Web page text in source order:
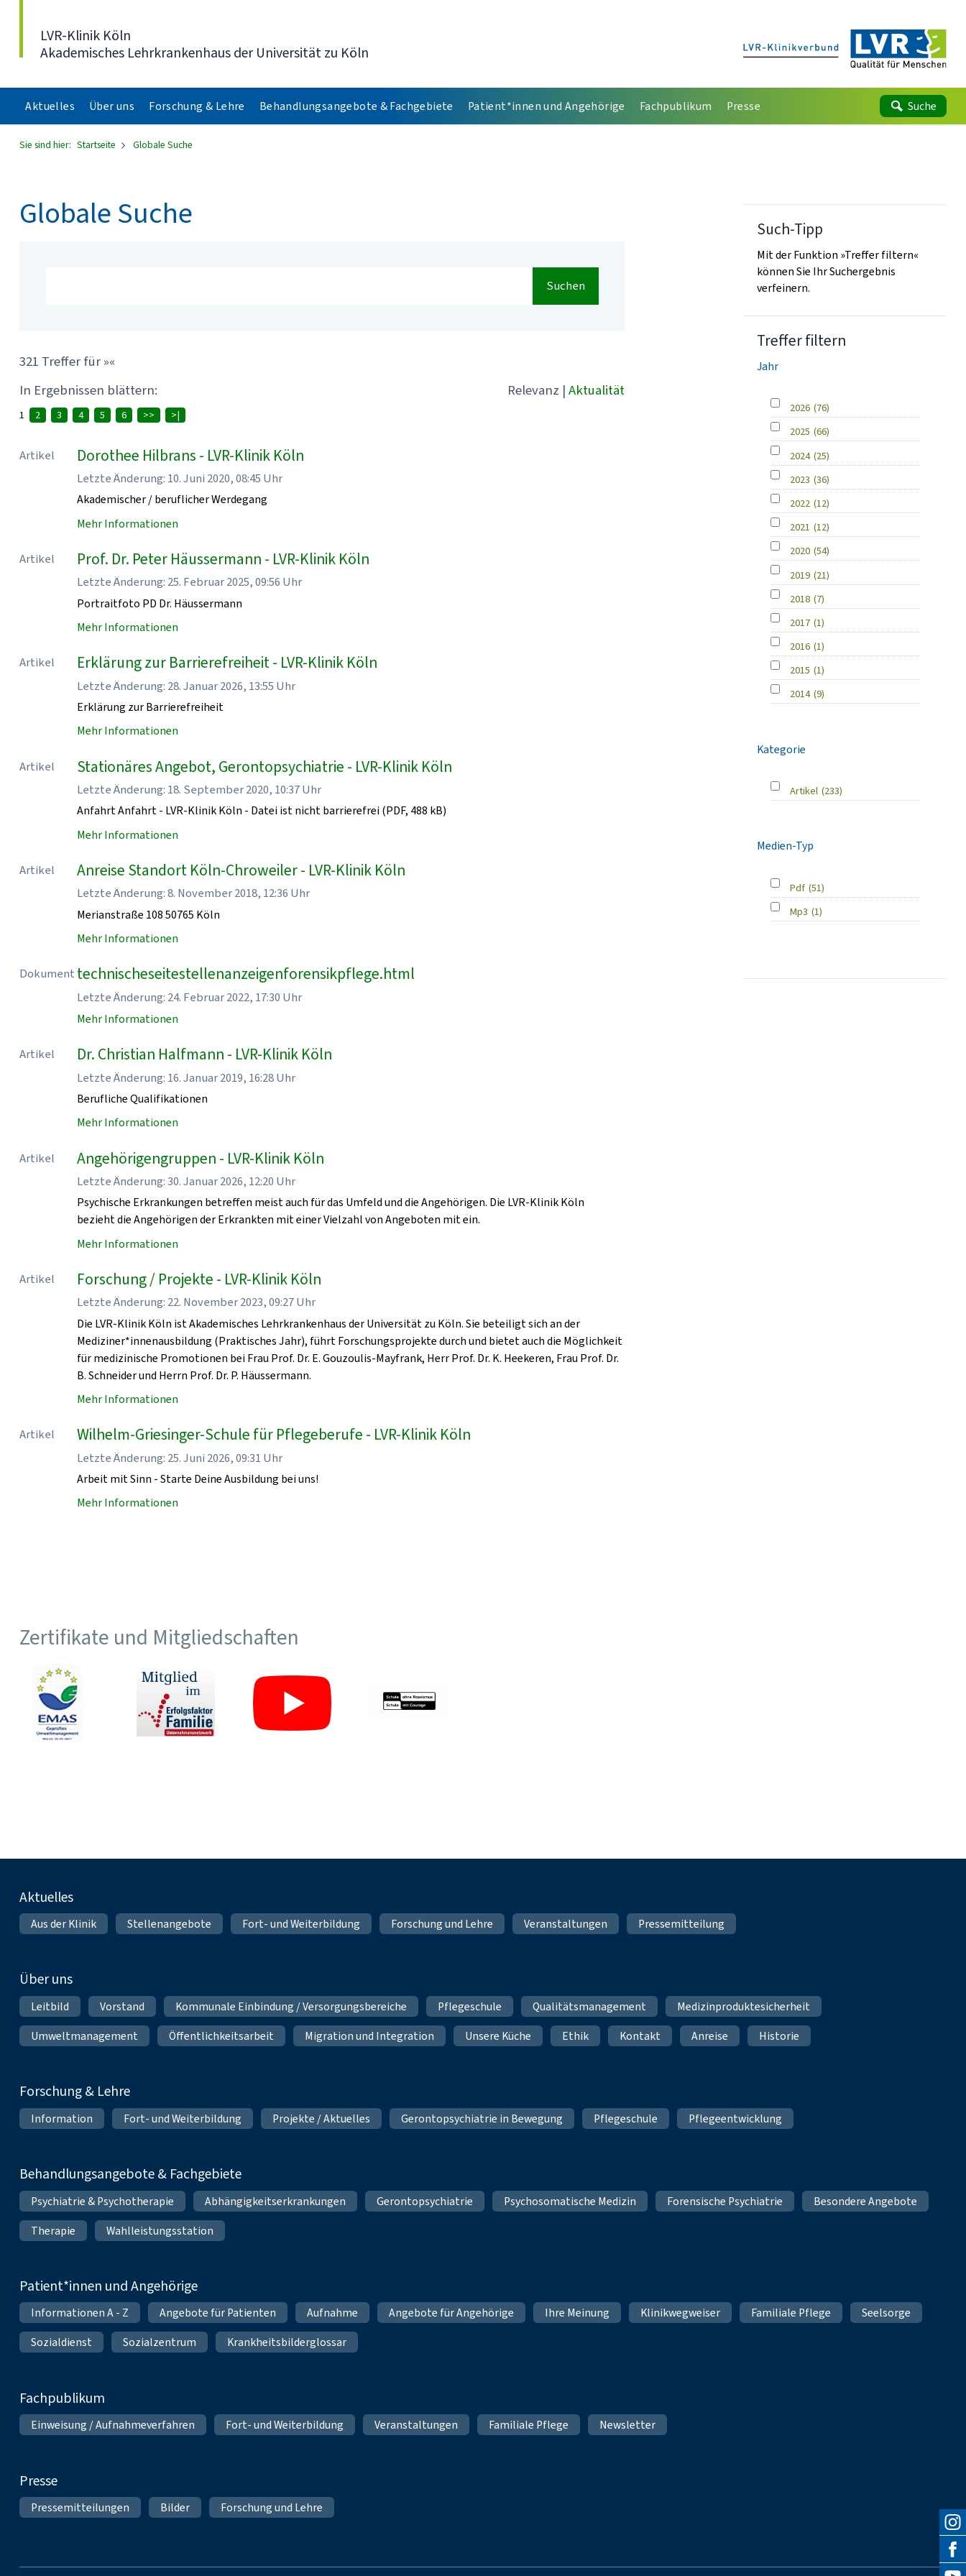
LVR-Klinik Köln
Akademisches Lehrkrankenhaus der Universität zu Köln
Aktuelles Über uns Forschung & Lehre Behandlungsangebote & Fachgebiete Patient*innen und Angehörige Fachpublikum Presse Suche
Sie sind hier: Startseite Globale Suche
Globale Suche
Suchen
321 Treffer für »«
In Ergebnissen blättern:
Relevanz | Aktualität
1 2 3 4 5 6 >> >|
Artikel Dorothee Hilbrans - LVR-Klinik Köln
Letzte Änderung: 10. Juni 2020, 08:45 Uhr
Akademischer / beruflicher Werdegang
Mehr Informationen
Artikel Prof. Dr. Peter Häussermann - LVR-Klinik Köln
Letzte Änderung: 25. Februar 2025, 09:56 Uhr
Portraitfoto PD Dr. Häussermann
Mehr Informationen
Artikel Erklärung zur Barrierefreiheit - LVR-Klinik Köln
Letzte Änderung: 28. Januar 2026, 13:55 Uhr
Erklärung zur Barrierefreiheit
Mehr Informationen
Artikel Stationäres Angebot, Gerontopsychiatrie - LVR-Klinik Köln
Letzte Änderung: 18. September 2020, 10:37 Uhr
Anfahrt Anfahrt - LVR-Klinik Köln - Datei ist nicht barrierefrei (PDF, 488 kB)
Mehr Informationen
Artikel Anreise Standort Köln-Chroweiler - LVR-Klinik Köln
Letzte Änderung: 8. November 2018, 12:36 Uhr
Merianstraße 108 50765 Köln
Mehr Informationen
Dokument technischeseitestellenanzeigenforensikpflege.html
Letzte Änderung: 24. Februar 2022, 17:30 Uhr
Mehr Informationen
Artikel Dr. Christian Halfmann - LVR-Klinik Köln
Letzte Änderung: 16. Januar 2019, 16:28 Uhr
Berufliche Qualifikationen
Mehr Informationen
Artikel Angehörigengruppen - LVR-Klinik Köln
Letzte Änderung: 30. Januar 2026, 12:20 Uhr
Psychische Erkrankungen betreffen meist auch für das Umfeld und die Angehörigen. Die LVR-Klinik Köln
bezieht die Angehörigen der Erkrankten mit einer Vielzahl von Angeboten mit ein.
Mehr Informationen
Artikel Forschung / Projekte - LVR-Klinik Köln
Letzte Änderung: 22. November 2023, 09:27 Uhr
Die LVR-Klinik Köln ist Akademisches Lehrkrankenhaus der Universität zu Köln. Sie beteiligt sich an der
Mediziner*innenausbildung (Praktisches Jahr), führt Forschungsprojekte durch und bietet auch die Möglichkeit
für medizinische Promotionen bei Frau Prof. Dr. E. Gouzoulis-Mayfrank, Herr Prof. Dr. K. Heekeren, Frau Prof. Dr.
B. Schneider und Herrn Prof. Dr. P. Häussermann.
Mehr Informationen
Artikel Wilhelm-Griesinger-Schule für Pflegeberufe - LVR-Klinik Köln
Letzte Änderung: 25. Juni 2026, 09:31 Uhr
Arbeit mit Sinn - Starte Deine Ausbildung bei uns!
Mehr Informationen
Such-Tipp
Mit der Funktion »Treffer filtern«
können Sie Ihr Suchergebnis
verfeinern.
Treffer filtern
Jahr
2026 (76)
2025 (66)
2024 (25)
2023 (36)
2022 (12)
2021 (12)
2020 (54)
2019 (21)
2018 (7)
2017 (1)
2016 (1)
2015 (1)
2014 (9)
Kategorie
Artikel (233)
Medien-Typ
Pdf (51)
Mp3 (1)
Zertifikate und Mitgliedschaften
Fußnavigation
Aktuelles
Aus der Klinik Stellenangebote Fort- und Weiterbildung Forschung und Lehre Veranstaltungen Pressemitteilung
Über uns
Leitbild Vorstand Kommunale Einbindung / Versorgungsbereiche Pflegeschule Qualitätsmanagement
Medizinproduktesicherheit
Umweltmanagement
Öffentlichkeitsarbeit Migration und Integration Unsere Küche Ethik Kontakt Anreise Historie
Forschung & Lehre
Information Fort- und Weiterbildung Projekte / Aktuelles Gerontopsychiatrie in Bewegung Pflegeschule Pflegeentwicklung
Behandlungsangebote & Fachgebiete
Psychiatrie & Psychotherapie Abhängigkeitserkrankungen Gerontopsychiatrie Psychosomatische Medizin Forensische Psychiatrie
Besondere Angebote
Therapie
Wahlleistungsstation
Patient*innen und Angehörige
Informationen A - Z Angebote für Patienten Aufnahme Angebote für Angehörige Ihre Meinung Klinikwegweiser Familiale Pflege
Seelsorge
Sozialdienst
Sozialzentrum Krankheitsbilderglossar
Fachpublikum
Einweisung / Aufnahmeverfahren Fort- und Weiterbildung Veranstaltungen Familiale Pflege Newsletter
Presse
Pressemitteilungen Bilder Forschung und Lehre